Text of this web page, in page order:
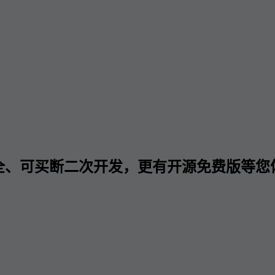
可买断二次开发，更有开源免费版等您